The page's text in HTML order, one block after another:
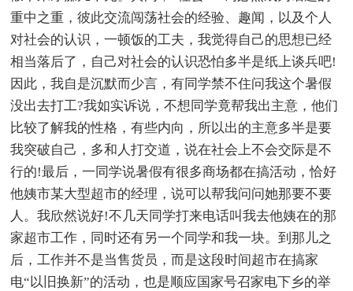
重中之重，彼此交流闯荡社会的经验、趣闻，以及个人
对社会的认识，一顿饭的工夫，我觉得自己的思想已经
相当落后了，自己对社会的认识恐怕多半是纸上谈兵吧!
因此，我自是沉默而少言，有同学禁不住问我这个暑假
没出去打工?我如实诉说，不想同学竟帮我出主意，他们
比较了解我的性格，有些内向，所以出的主意多半是要
我突破自己，多和人打交道，说在社会上不会交际是不
行的!最后，一同学说暑假有很多商场都在搞活动，恰好
他姨市某大型超市的经理，说可以帮我问问她那要不要
人。我欣然说好!不几天同学打来电话叫我去他姨在的那
家超市工作，同时还有另一个同学和我一块。到那儿之
后，工作并不是当售货员，而是这段时间超市在搞家
电“以旧换新”的活动，也是顺应国家号召家电下乡的举